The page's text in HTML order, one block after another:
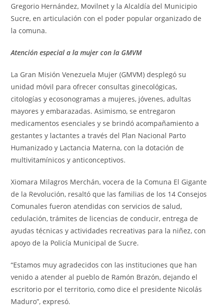
Gregorio Hernández, Movilnet y la Alcaldía del Municipio
Sucre, en articulación con el poder popular organizado de
la comuna.
Atención especial a la mujer con la GMVM
La Gran Misión Venezuela Mujer (GMVM) desplegó su
unidad móvil para ofrecer consultas ginecológicas,
citologías y ecosonogramas a mujeres, jóvenes, adultas
mayores y embarazadas. Asimismo, se entregaron
medicamentos esenciales y se brindó acompañamiento a
gestantes y lactantes a través del Plan Nacional Parto
Humanizado y Lactancia Materna, con la dotación de
multivitamínicos y anticonceptivos.
Xiomara Milagros Merchán, vocera de la Comuna El Gigante
de la Revolución, resaltó que las familias de los 14 Consejos
Comunales fueron atendidas con servicios de salud,
cedulación, trámites de licencias de conducir, entrega de
ayudas técnicas y actividades recreativas para la niñez, con
apoyo de la Policía Municipal de Sucre.
“Estamos muy agradecidos con las instituciones que han
venido a atender al pueblo de Ramón Brazón, dejando el
escritorio por el territorio, como dice el presidente Nicolás
Maduro”, expresó.